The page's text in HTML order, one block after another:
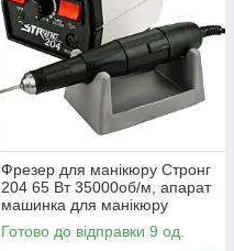
Фрезер для манікюру Стронг
204 65 Вт 35000об/м, апарат
машинка для манікюру
фрезер Strong 204
Готово до відправки 9 од.